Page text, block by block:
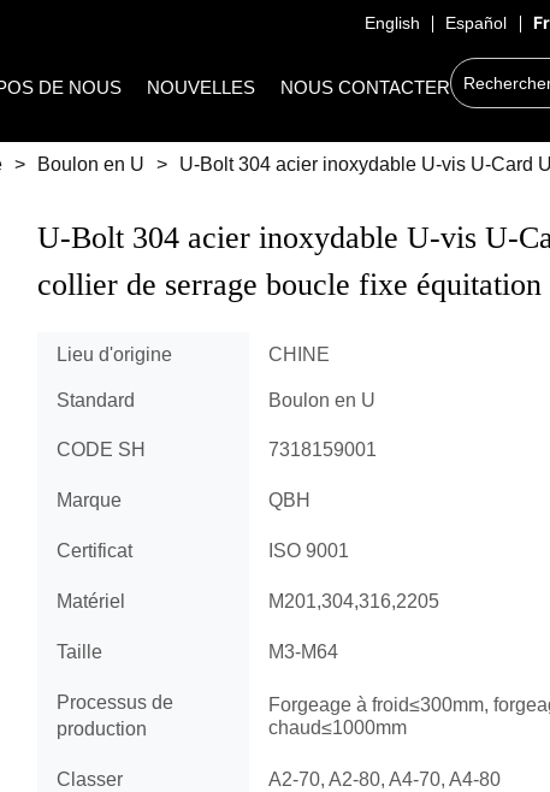
English Español
DE NOUS NOUVELLES NOUS CONTACTER
> Boulon en U >
U-Bolt 304 acier inoxydable U-vis U-Card
U-Bolt 304 acier inoxydable U-vis U-
collier de serrage boucle fixe équitation